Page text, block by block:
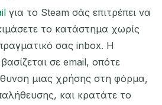
για το Steam σάς επιτρέπει να
το κατάστημα χωρίς
σας inbox. Η
σε email, οπότε
μιας χρήσης στη φόρμα,
και κρατάτε το